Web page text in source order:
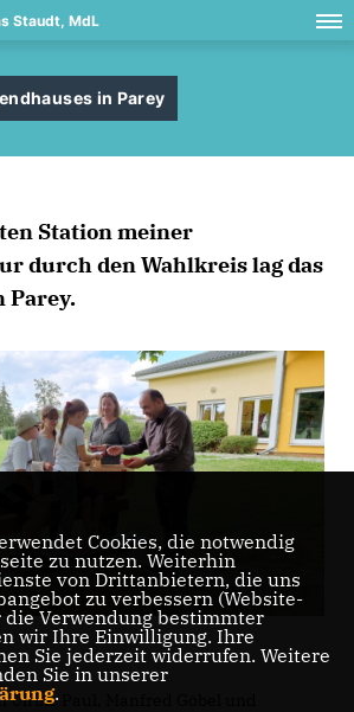
Staudt, MdL
in Parey
Station meiner
durch den Wahlkreis lag das
Parey.
Paul, Manfred Göbel und
Cookies, die notwendig
zu nutzen. Weiterhin
von Drittanbietern, die uns
zu verbessern (Website-
Verwendung bestimmter
wir Ihre Einwilligung. Ihre
Sie jederzeit widerrufen. Weitere
Sie in unserer
.